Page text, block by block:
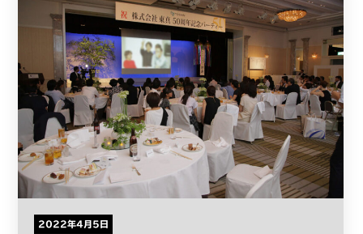
2022年4月5日